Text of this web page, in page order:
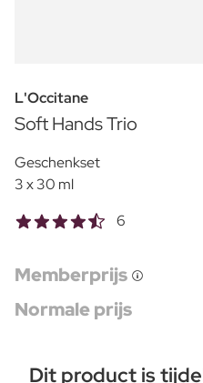
L'Occitane
Soft Hands Trio
Geschenkset
3 x 30 ml
6
Memberprijs
Normale prijs
Dit product is